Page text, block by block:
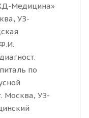
Медицина»
УЗ-
по
Москва, УЗ-